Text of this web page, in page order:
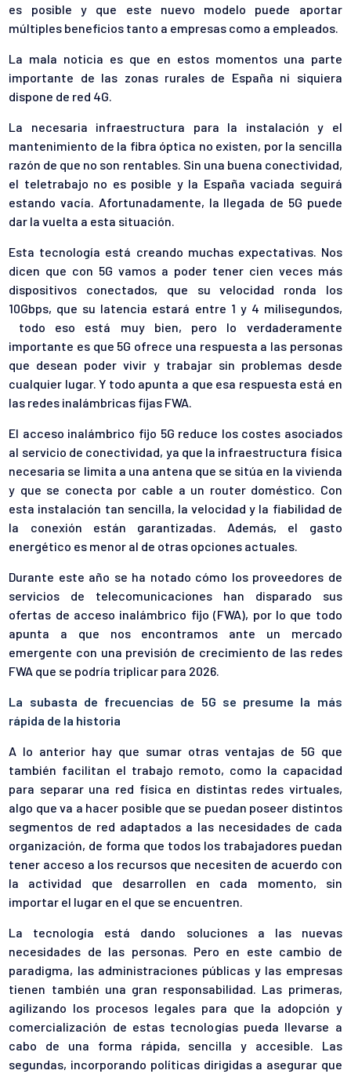
es posible y que este nuevo modelo puede aportar
múltiples beneficios tanto a empresas como a empleados.
La mala noticia es que en estos momentos una parte
importante de las zonas rurales de España ni siquiera
dispone de red 4G.
La necesaria infraestructura para la instalación y el
mantenimiento de la fibra óptica no existen, por la sencilla
razón de que no son rentables. Sin una buena conectividad,
el teletrabajo no es posible y la España vaciada seguirá
estando vacía. Afortunadamente, la llegada de 5G puede
dar la vuelta a esta situación.
Esta tecnología está creando muchas expectativas. Nos
dicen que con 5G vamos a poder tener cien veces más
dispositivos conectados, que su velocidad ronda los
10Gbps, que su latencia estará entre 1 y 4 milisegundos,
todo eso está muy bien, pero lo verdaderamente
importante es que 5G ofrece una respuesta a las personas
que desean poder vivir y trabajar sin problemas desde
cualquier lugar. Y todo apunta a que esa respuesta está en
las redes inalámbricas fijas FWA.
El acceso inalámbrico fijo 5G reduce los costes asociados
al servicio de conectividad, ya que la infraestructura física
necesaria se limita a una antena que se sitúa en la vivienda
y que se conecta por cable a un router doméstico. Con
esta instalación tan sencilla, la velocidad y la fiabilidad de
la conexión están garantizadas. Además, el gasto
energético es menor al de otras opciones actuales.
Durante este año se ha notado cómo los proveedores de
servicios de telecomunicaciones han disparado sus
ofertas de acceso inalámbrico fijo (FWA), por lo que todo
apunta a que nos encontramos ante un mercado
emergente con una previsión de crecimiento de las redes
FWA que se podría triplicar para 2026.
La subasta de frecuencias de 5G se presume la más
rápida de la historia
A lo anterior hay que sumar otras ventajas de 5G que
también facilitan el trabajo remoto, como la capacidad
para separar una red física en distintas redes virtuales,
algo que va a hacer posible que se puedan poseer distintos
segmentos de red adaptados a las necesidades de cada
organización, de forma que todos los trabajadores puedan
tener acceso a los recursos que necesiten de acuerdo con
la actividad que desarrollen en cada momento, sin
importar el lugar en el que se encuentren.
La tecnología está dando soluciones a las nuevas
necesidades de las personas. Pero en este cambio de
paradigma, las administraciones públicas y las empresas
tienen también una gran responsabilidad. Las primeras,
agilizando los procesos legales para que la adopción y
comercialización de estas tecnologías pueda llevarse a
cabo de una forma rápida, sencilla y accesible. Las
segundas, incorporando políticas dirigidas a asegurar que